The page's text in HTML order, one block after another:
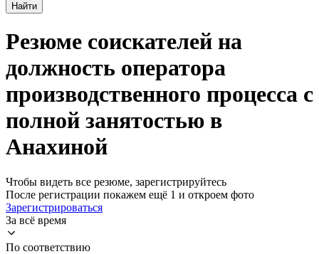
Найти
Резюме соискателей на
должность оператора
производственного процесса с
полной занятостью в
Анахиной
Чтобы видеть все резюме, зарегистрируйтесь
После регистрации покажем ещё 1 и откроем фото
Зарегистрироваться
За всё время
По соответствию